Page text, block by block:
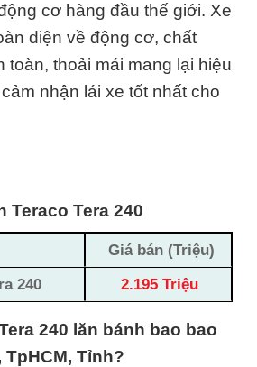
cơ hàng đầu thế giới. Xe
diện về động cơ, chất
toàn, thoải mái mang lại hiệu
nhận lái xe tốt nhất cho
Teraco Tera 240
Giá bán (Triệu)
240
2.195 Triệu
240 lăn bánh bao bao
TpHCM, Tỉnh?